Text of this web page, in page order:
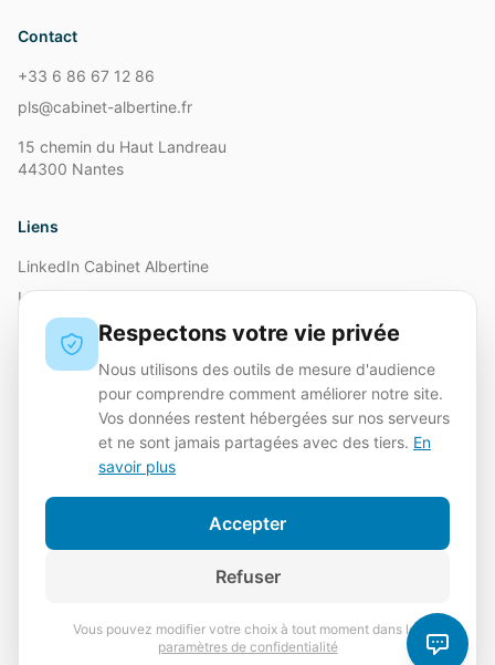
Contact
+33 6 86 67 12 86
pls@cabinet-albertine.fr
15 chemin du Haut Landreau
44300 Nantes
Liens
LinkedIn Cabinet Albertine
LinkedIn Pauline Lebret-Simonneaux
Mentions légales
Partenaires
Membre adhérent
2026 Cabinet Albertine- SIREN939531091. Tous droits
réservés.
Respectons votre vie privée
Nous utilisons des outils de mesure d'audience
pour comprendre comment améliorer notre site.
Vos données restent hébergées sur nos serveurs
et ne sont jamais partagées avec des tiers. En
savoir plus
Accepter
Refuser
Vous pouvez modifier votre choix à tout moment dans les
paramètres de confidentialité